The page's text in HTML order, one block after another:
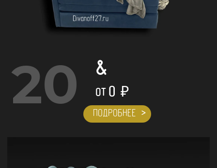
20 &
ОТ 0 ₽
ПОДРОБНЕЕ